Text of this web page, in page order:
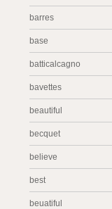
barres
base
batticalcagno
bavettes
beautiful
becquet
believe
best
beuatiful